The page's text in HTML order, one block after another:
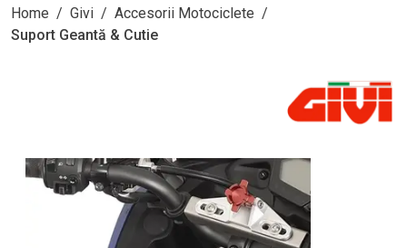
Home / Givi / Accesorii Motociclete /
Suport Geantă & Cutie